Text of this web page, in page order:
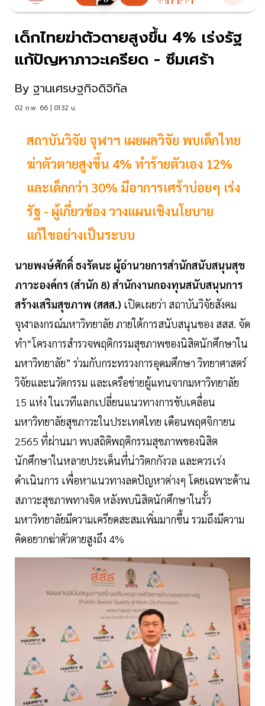
เด็กไทยฆ่าตัวตายสูงขึ้น 4% เร่งรัฐ
แก้ปัญหาภาวะเครียด - ซึมเศร้า
By ฐานเศรษฐกิจดิจิทัล
02 ก.พ. 66 | 01:32 น.
สถาบันวิจัย จุฬาฯ เผยผลวิจัย พบเด็กไทย
ฆ่าตัวตายสูงขึ้น 4% ทำร้ายตัวเอง 12%
และเด็กกว่า 30% มีอาการเศร้าบ่อยๆ เร่ง
รัฐ - ผู้เกี่ยวข้อง วางแผนเชิงนโยบาย
แก้ไขอย่างเป็นระบบ
นายพงษ์ศักดิ์ ธงรัตนะ ผู้อำนวยการสำนักสนับสนุนสุข
ภาวะองค์กร (สำนัก 8) สำนักงานกองทุนสนับสนุนการ
สร้างเสริมสุขภาพ (สสส.) เปิดเผยว่า สถาบันวิจัยสังคม
จุฬาลงกรณ์มหาวิทยาลัย ภายใต้การสนับสนุนของ สสส. จัด
ทำ“โครงการสำรวจพฤติกรรมสุขภาพของนิสิตนักศึกษาใน
มหาวิทยาลัย” ร่วมกับกระทรวงการอุดมศึกษา วิทยาศาสตร์
วิจัยและนวัตกรรม และเครือข่ายผู้แทนจากมหาวิทยาลัย
15 แห่ง ในเวทีแลกเปลี่ยนแนวทางการขับเคลื่อน
มหาวิทยาลัยสุขภาวะในประเทศไทย เดือนพฤศจิกายน
2565 ที่ผ่านมา พบสถิติพฤติกรรมสุขภาพของนิสิต
นักศึกษาในหลายประเด็นที่น่าวิตกกังวล และควรเร่ง
ดำเนินการ เพื่อหาแนวทางลดปัญหาต่างๆ โดยเฉพาะด้าน
สภาวะสุขภาพทางจิต หลังพบนิสิตนักศึกษาในรั้ว
มหาวิทยาลัยมีความเครียดสะสมเพิ่มมากขึ้น รวมถึงมีความ
คิดอยากฆ่าตัวตายสูงถึง 4%